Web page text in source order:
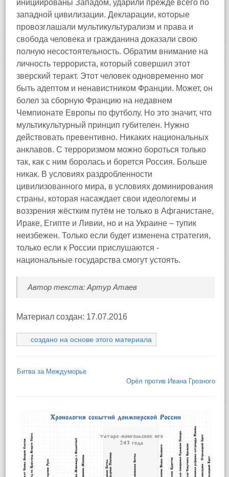
инициированы Западом, ударили прежде всего по
западной цивилизации. Декларации, которые
провозглашали мультикультурализм и права и
свобода человека и гражданина доказали свою
полную несостоятельность. Обратим внимание на
личность террориста, который совершил этот
зверский теракт. Этот человек одновременно мог
быть адептом и ненавистником Франции. Может, он
болел за сборную Францию на недавнем
Чемпионате Европы по футболу. Но это значит, что
мультикультурный принцип губителен. Нужно
действовать превентивно. Никаких национальных
анклавов. С терроризмом можно бороться только
так, как с ним боролась и борется Россия. Больше
никак. В условиях раздробленности
цивилизованного мира, в условиях доминирования
страны, которая насаждает свои идеологемы и
воззрения жёстким путём не только в Афганистане,
Ираке, Египте и Ливии, но и на Украине – тупик
неизбежен. Только если будет изменена стратегия,
только если к России прислушаются -
национальные государства смогут устоять.
Автор текста: Артур Атаев
Материал создан: 17.07.2016
создано на основе этого материала
Битва за Междуморье
Орёл против Ивана Грозного